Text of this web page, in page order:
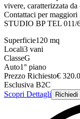
vivere, caratterizzata
Contattaci per
STUDIO BP TEL 011/
Superficie120 mq
Locali3 vani
ClasseG
Auto1° piano
Prezzo Richiesto€
Esclusiva B2C
Scopri Dettagli
Richiedi